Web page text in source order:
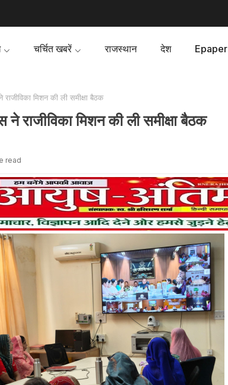
चर्चित खबरें राजस्थान देश Epaper
राजीविका मिशन की ली समीक्षा बैठक
ने राजीविका मिशन की ली समीक्षा बैठक
read